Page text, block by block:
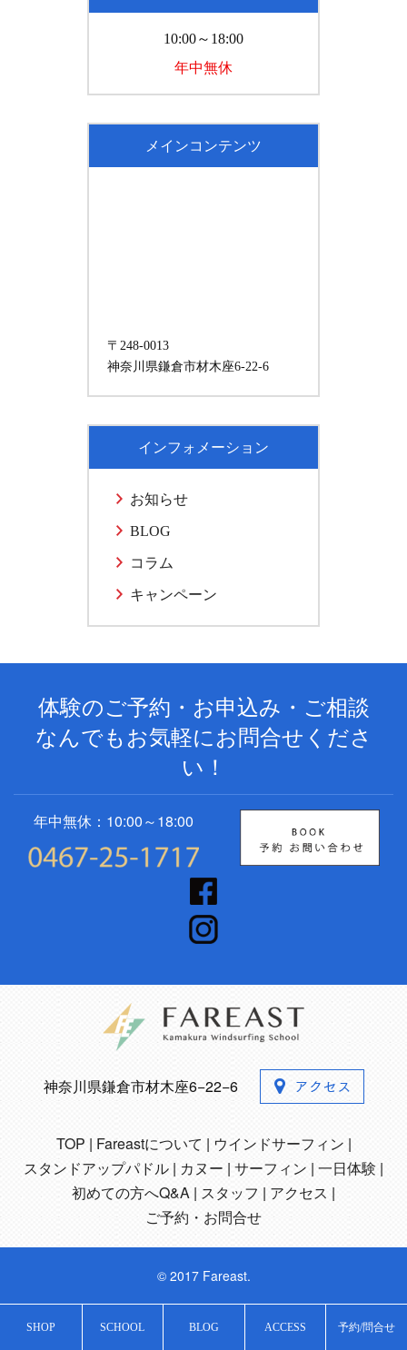
SHOP SCHOOL BLOG ACCESS 予約/問合せ
10:00～18:00
年中無休
メインコンテンツ
〒248-0013
神奈川県鎌倉市材木座6-22-6
インフォメーション
お知らせ
BLOG
コラム
キャンペーン
体験のご予約・お申込み・ご相談
なんでもお気軽にお問合せくださ
い！
年中無休：10:00～18:00
神奈川県鎌倉市材木座6−22−6
TOP Fareastについて
ウインドサーフィン
スタンドアップパドル
カヌー サーフィン 一日体験
初めての方へQ&A
スタッフ
アクセス
ご予約・お問合せ
© 2017 Fareast.